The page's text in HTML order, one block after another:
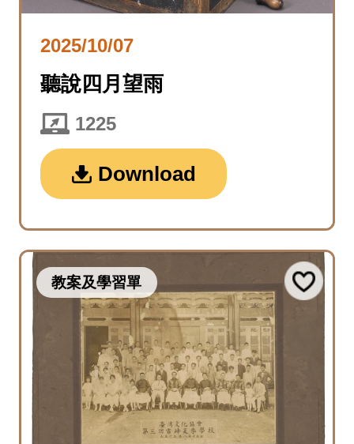
2025/10/07
聽說四月望雨
1225
Download
教案及學習單